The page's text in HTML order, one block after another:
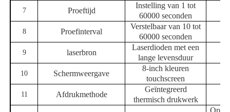
7 Proeftijd
Instelling van 1 tot
60000 seconden
8 Proefinterval
Verstelbaar van 10 tot
60000 seconden
9 laserbron
Laserdioden met een
lange levensduur
10 Schermweergave
8-inch kleuren
touchscreen
11 Afdrukmethode
Geïntegreerd
thermisch drukwerk